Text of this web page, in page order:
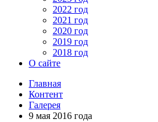
2022 год
2021 год
2020 год
2019 год
2018 год
О сайте
Главная
Контент
Галерея
9 мая 2016 года